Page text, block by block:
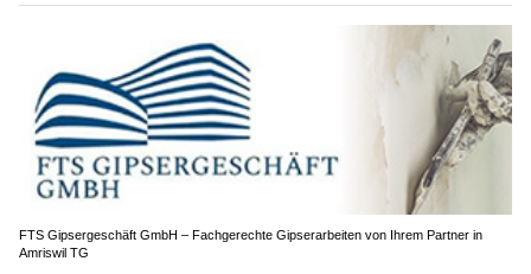
FTS Gipsergeschäft GmbH – Fachgerechte Gipserarbeiten von Ihrem Partner in
Amriswil TG